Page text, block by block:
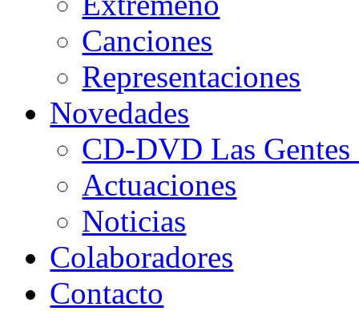
Canciones
Representaciones
Novedades
CD-DVD Las Gentes
Actuaciones
Noticias
Colaboradores
Contacto